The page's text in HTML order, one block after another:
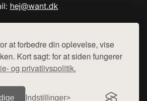
at forbedre din oplevelse, vise
Kort sagt: for at siden fungerer
og privatlivspolitik.
Indstillinger
hej@want.dk
denne side - vi henviser til de shops,